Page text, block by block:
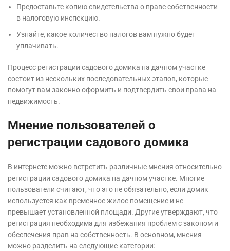
Предоставьте копию свидетельства о праве собственности
в налоговую инспекцию.
Узнайте, какое количество налогов вам нужно будет
уплачивать.
Процесс регистрации садового домика на дачном участке
состоит из нескольких последовательных этапов, которые
помогут вам законно оформить и подтвердить свои права на
недвижимость.
Мнение пользователей о
регистрации садового домика
В интернете можно встретить различные мнения относительно
регистрации садового домика на дачном участке. Многие
пользователи считают, что это не обязательно, если домик
используется как временное жилое помещение и не
превышает установленной площади. Другие утверждают, что
регистрация необходима для избежания проблем с законом и
обеспечения прав на собственность. В основном, мнения
можно разделить на следующие категории: